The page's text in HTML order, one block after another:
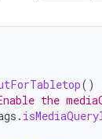
()
the
.